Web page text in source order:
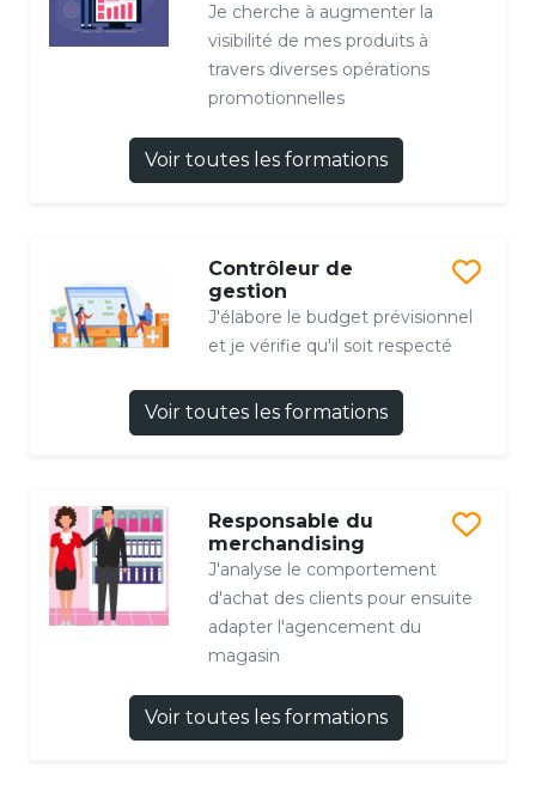
Je cherche à augmenter la
visibilité de mes produits à
travers diverses opérations
promotionnelles
Voir toutes les formations
Contrôleur de
gestion
J'élabore le budget prévisionnel
et je vérifie qu'il soit respecté
Voir toutes les formations
Responsable du
merchandising
J'analyse le comportement
d'achat des clients pour ensuite
adapter l'agencement du
magasin
Voir toutes les formations